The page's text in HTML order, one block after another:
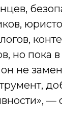
но пока в
не
—